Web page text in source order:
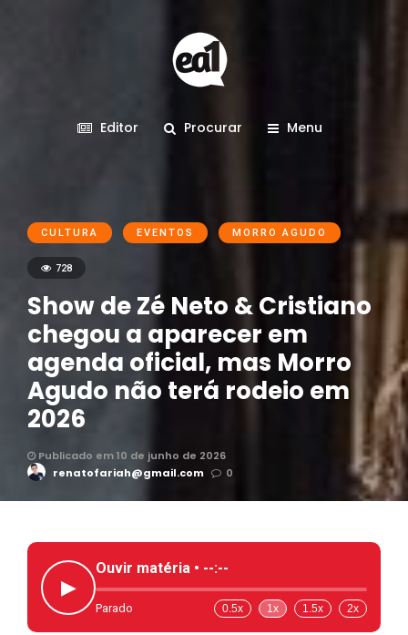
Editor Procurar Menu
CULTURA EVENTOS MORRO AGUDO
728
Show de Zé Neto & Cristiano
chegou a aparecer em
agenda oficial, mas Morro
Agudo não terá rodeio em
2026
Publicado em 10 de junho de 2026
renatofariah@gmail.com
0
▶
Ouvir matéria • --:--
Parado 0.5x 1x 1.5x 2x